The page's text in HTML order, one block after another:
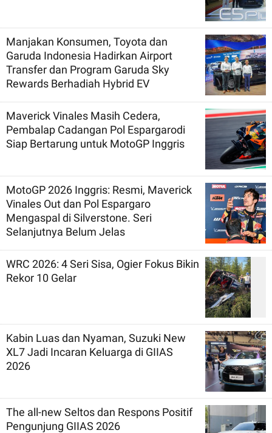
Manjakan Konsumen, Toyota dan
Garuda Indonesia Hadirkan Airport
Transfer dan Program Garuda Sky
Rewards Berhadiah Hybrid EV
Maverick Vinales Masih Cedera,
Pembalap Cadangan Pol Espargarodi
Siap Bertarung untuk MotoGP Inggris
MotoGP 2026 Inggris: Resmi, Maverick
Vinales Out dan Pol Espargaro
Mengaspal di Silverstone. Seri
Selanjutnya Belum Jelas
WRC 2026: 4 Seri Sisa, Ogier Fokus Bikin
Rekor 10 Gelar
Kabin Luas dan Nyaman, Suzuki New
XL7 Jadi Incaran Keluarga di GIIAS
2026
The all-new Seltos dan Respons Positif
Pengunjung GIIAS 2026